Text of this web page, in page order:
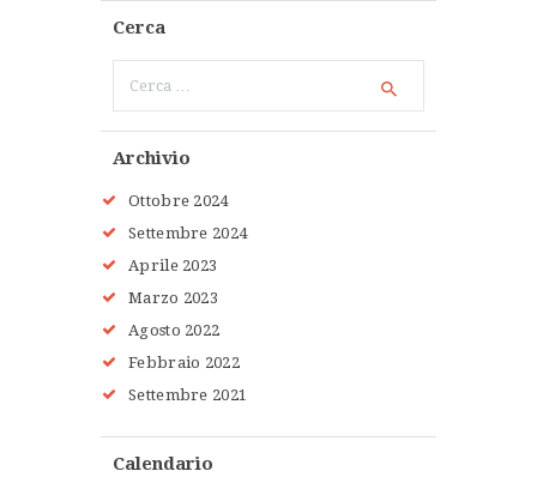
Cerca
per:
Archivio
Ottobre 2024
Settembre 2024
Aprile 2023
Marzo 2023
Agosto 2022
Febbraio 2022
Settembre 2021
Calendario